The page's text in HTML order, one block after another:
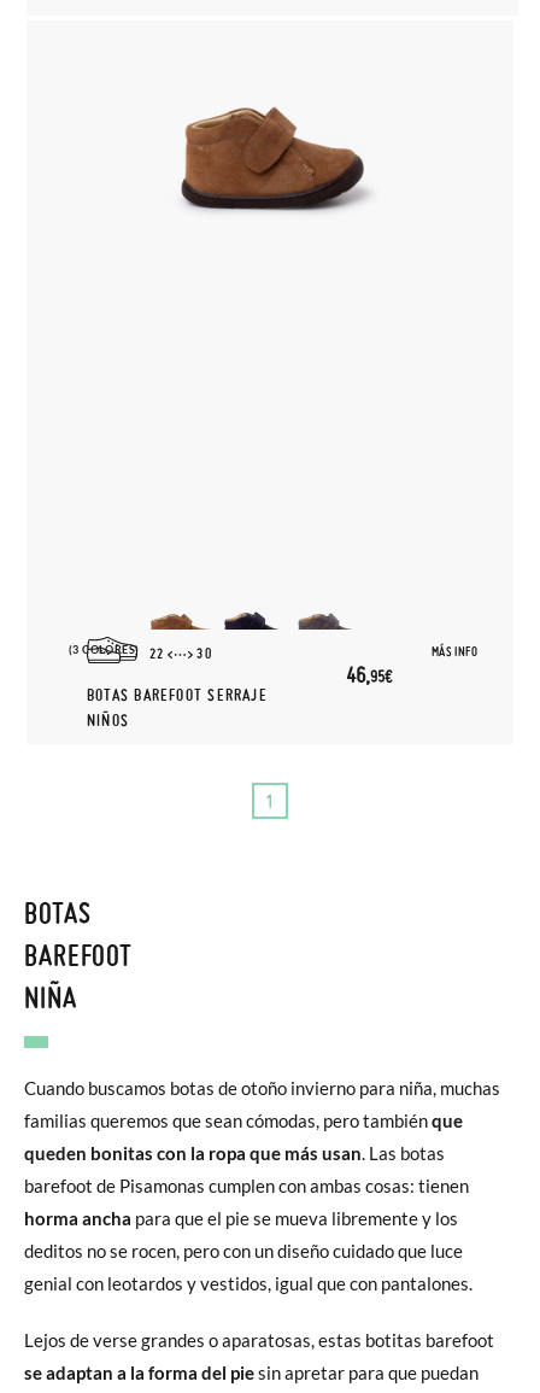
(3 COLORES) MÁS INFO
22 30
BOTAS BAREFOOT SERRAJE
NIÑOS
46,95€
1
BOTAS
BAREFOOT
NIÑA
Cuando buscamos botas de otoño invierno para niña, muchas
familias queremos que sean cómodas, pero tambiénque
queden bonitas con la ropa que más usan. Las botas
barefoot de Pisamonas cumplen con ambas cosas: tienen
horma ancha para que el pie se mueva libremente y los
deditos no se rocen, pero con un diseño cuidado que luce
genial con leotardos y vestidos, igual que con pantalones.
Lejos de verse grandes o aparatosas, estas botitas barefoot
se adaptan a la forma del piesin apretar para que puedan